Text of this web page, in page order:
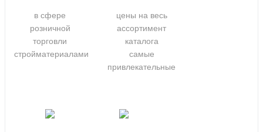
в сфере
розничной
торговли
стройматериалами
цены на весь
ассортимент
каталога
самые
привлекательные